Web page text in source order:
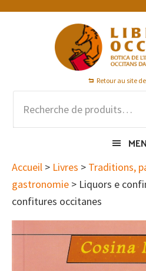
Passer
Passer
Passer
Retour au site
Accueil > Livres > Traditions,
gastronomie > Liquors e
confitures occitanes